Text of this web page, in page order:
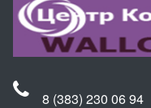
8 (383) 230 06 94